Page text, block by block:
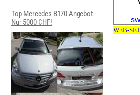
Top Mercedes B170 Angebot -
Nur 5000 CHF!